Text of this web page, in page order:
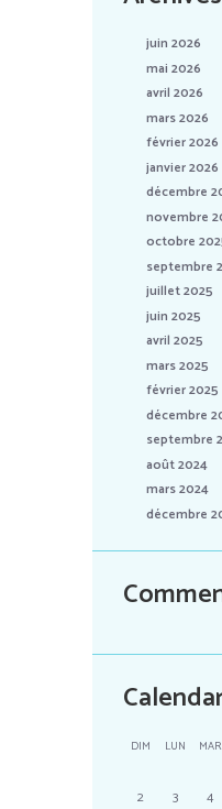
juin 2026
mai 2026
avril 2026
mars 2026
février 2026
janvier 2026
décembre
novembre
octobre
septembre
juillet 2025
juin 2025
avril 2025
mars 2025
février 2025
décembre
septembre
août 2024
mars 2024
décembre
DIM LUN MAR
2
3 4